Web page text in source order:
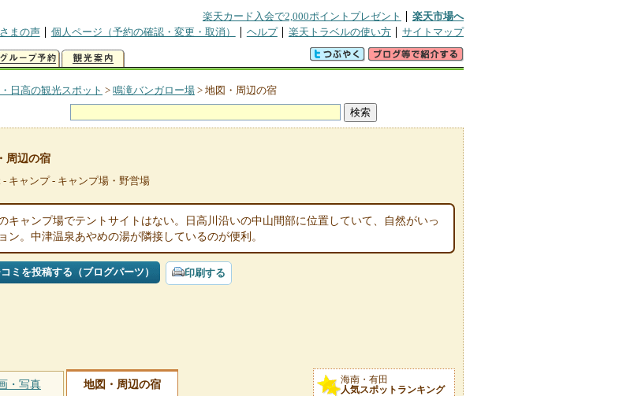
楽天カード入会で2,000ポイントプレゼント
楽天市場へ
まの声
個人ページ（予約の確認・変更・取消） ヘルプ 楽天トラベルの使い方 サイトマップ
日高の観光スポット > 鳴滝バンガロー場 > 地図・周辺の宿
周辺の宿
- キャンプ - キャンプ場・野営場
キャンプ場でテントサイトはない。日高川沿いの中山間部に位置していて、自然がいっ
ン。中津温泉あやめの湯が隣接しているのが便利。
ミを投稿する（ブログパーツ） 印刷する
・写真 地図・周辺の宿
海南・有田
人気スポットランキング